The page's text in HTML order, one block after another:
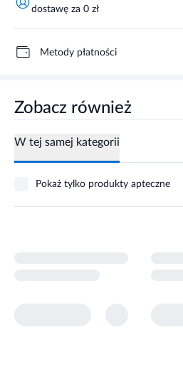
dostawę za 0 zł
Metody płatności
Zobacz również
W tej samej kategorii
Pokaż tylko produkty apteczne